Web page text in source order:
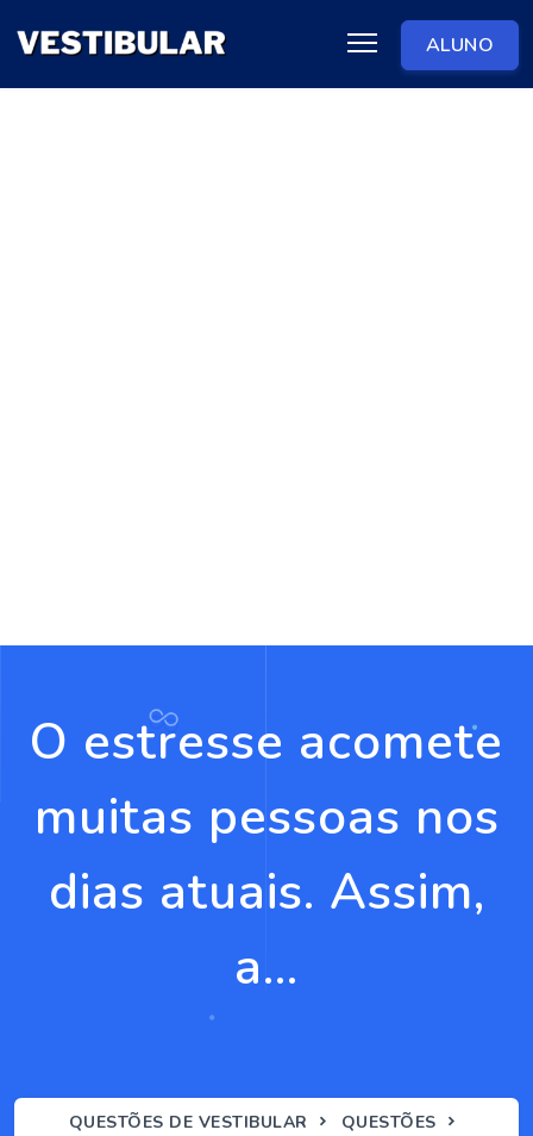
ALUNO
O estresse acomete
muitas pessoas nos
dias atuais. Assim,
a...
QUESTÕES DE VESTIBULAR
QUESTÕES